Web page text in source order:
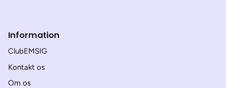
Information
ClubEMSIG
Kontakt os
Om os